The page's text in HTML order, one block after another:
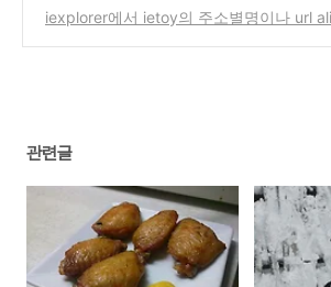
신한카드 출시
(0)
iexplorer에서 ietoy의 주소별명이나 url
관련글